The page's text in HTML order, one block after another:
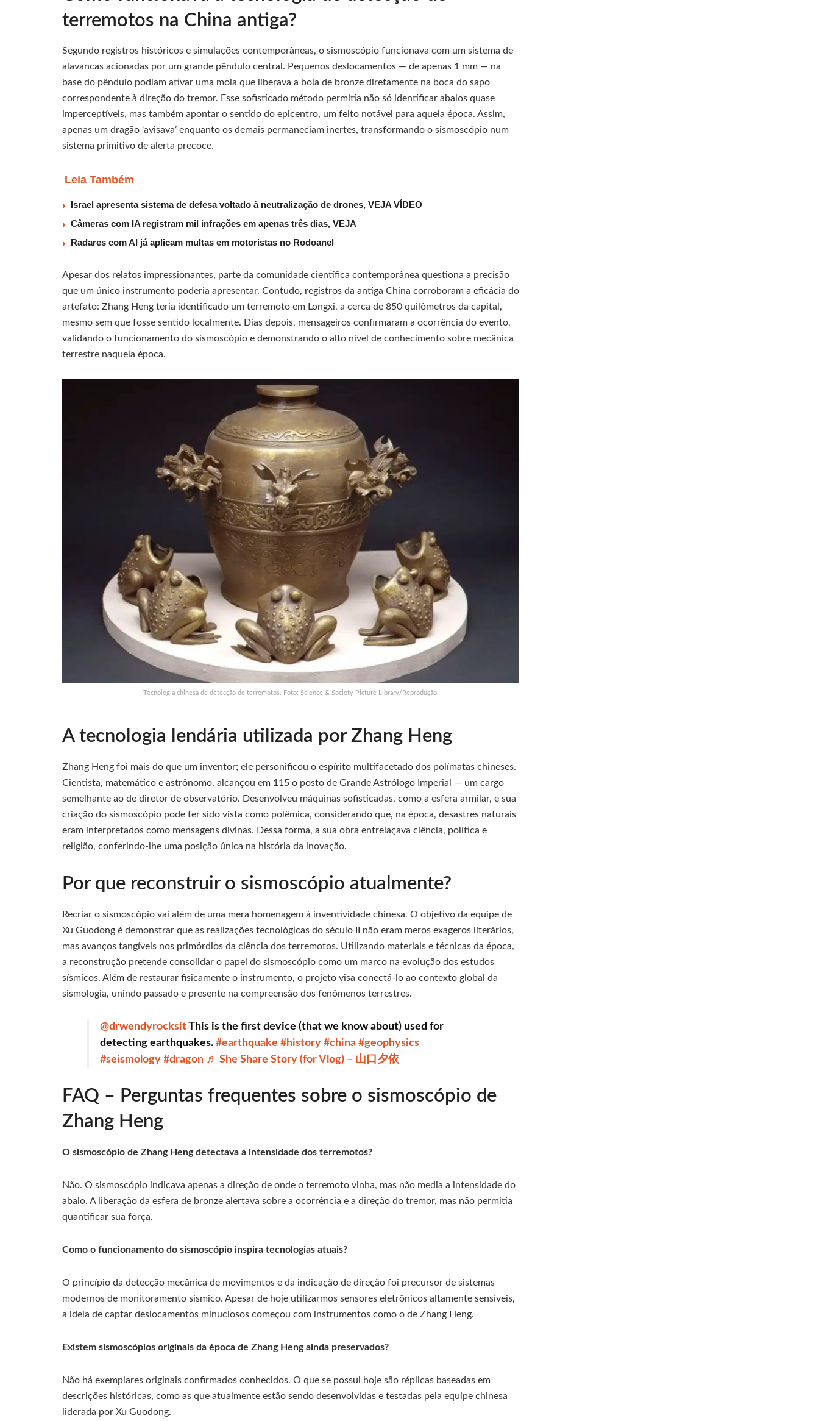
terremotos na China antiga?
Segundo registros históricos e simulações contemporâneas, o sismoscópio funcionava com um sistema de
alavancas acionadas por um grande pêndulo central. Pequenos deslocamentos — de apenas 1 mm — na
base do pêndulo podiam ativar uma mola que liberava a bola de bronze diretamente na boca do sapo
correspondente à direção do tremor. Esse sofisticado método permitia não só identificar abalos quase
imperceptíveis, mas também apontar o sentido do epicentro, um feito notável para aquela época. Assim,
apenas um dragão ‘avisava’ enquanto os demais permaneciam inertes, transformando o sismoscópio num
sistema primitivo de alerta precoce.
Leia Também
Israel apresenta sistema de defesa voltado à neutralização de drones, VEJA VÍDEO
Câmeras com IA registram mil infrações em apenas três dias, VEJA
Radares com AI já aplicam multas em motoristas no Rodoanel
Apesar dos relatos impressionantes, parte da comunidade científica contemporânea questiona a precisão
que um único instrumento poderia apresentar. Contudo, registros da antiga China corroboram a eficácia do
artefato: Zhang Heng teria identificado um terremoto em Longxi, a cerca de 850 quilômetros da capital,
mesmo sem que fosse sentido localmente. Dias depois, mensageiros confirmaram a ocorrência do evento,
validando o funcionamento do sismoscópio e demonstrando o alto nível de conhecimento sobre mecânica
terrestre naquela época.
Tecnologia chinesa de detecção de terremotos. Foto: Science & Society Picture Library/Reprodução.
A tecnologia lendária utilizada por Zhang Heng
Zhang Heng foi mais do que um inventor; ele personificou o espírito multifacetado dos polímatas chineses.
Cientista, matemático e astrônomo, alcançou em 115 o posto de Grande Astrólogo Imperial — um cargo
semelhante ao de diretor de observatório. Desenvolveu máquinas sofisticadas, como a esfera armilar, e sua
criação do sismoscópio pode ter sido vista como polêmica, considerando que, na época, desastres naturais
eram interpretados como mensagens divinas. Dessa forma, a sua obra entrelaçava ciência, política e
religião, conferindo-lhe uma posição única na história da inovação.
Por que reconstruir o sismoscópio atualmente?
Recriar o sismoscópio vai além de uma mera homenagem à inventividade chinesa. O objetivo da equipe de
Xu Guodong é demonstrar que as realizações tecnológicas do século II não eram meros exageros literários,
mas avanços tangíveis nos primórdios da ciência dos terremotos. Utilizando materiais e técnicas da época,
a reconstrução pretende consolidar o papel do sismoscópio como um marco na evolução dos estudos
sísmicos. Além de restaurar fisicamente o instrumento, o projeto visa conectá-lo ao contexto global da
sismologia, unindo passado e presente na compreensão dos fenômenos terrestres.
@drwendyrocksitThis is the first device (that we know about) used for
detecting earthquakes. #earthquake #history #china #geophysics
#seismology #dragon ♬ She Share Story (for Vlog) – 山口夕依
FAQ – Perguntas frequentes sobre o sismoscópio de
Zhang Heng
O sismoscópio de Zhang Heng detectava a intensidade dos terremotos?
Não. O sismoscópio indicava apenas a direção de onde o terremoto vinha, mas não media a intensidade do
abalo. A liberação da esfera de bronze alertava sobre a ocorrência e a direção do tremor, mas não permitia
quantificar sua força.
Como o funcionamento do sismoscópio inspira tecnologias atuais?
O princípio da detecção mecânica de movimentos e da indicação de direção foi precursor de sistemas
modernos de monitoramento sísmico. Apesar de hoje utilizarmos sensores eletrônicos altamente sensíveis,
a ideia de captar deslocamentos minuciosos começou com instrumentos como o de Zhang Heng.
Existem sismoscópios originais da época de Zhang Heng ainda preservados?
Não há exemplares originais confirmados conhecidos. O que se possui hoje são réplicas baseadas em
descrições históricas, como as que atualmente estão sendo desenvolvidas e testadas pela equipe chinesa
liderada por Xu Guodong.